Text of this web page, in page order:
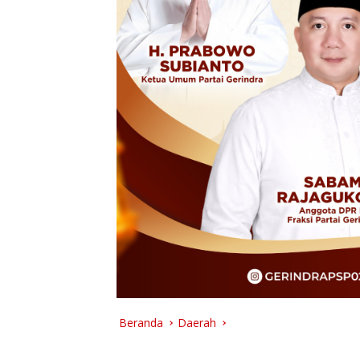
Beranda Daerah